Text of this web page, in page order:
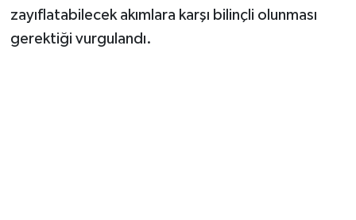
zayıflatabilecek akımlara karşı bilinçli olunması
gerektiği vurgulandı.